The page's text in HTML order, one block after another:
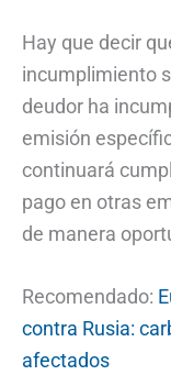
Hay que decir
incumplimiento
deudor ha
emisión
continuará
pago en otras
de manera
Recomendado:
contra Rusia:
afectados